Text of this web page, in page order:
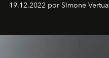
19.12.2022 por SImone Vertua